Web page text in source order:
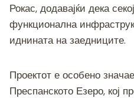
Рокас, додавајќи дека
функционална
иднината на заедниците.
Проектот е особено
Преспанското Езеро, кој